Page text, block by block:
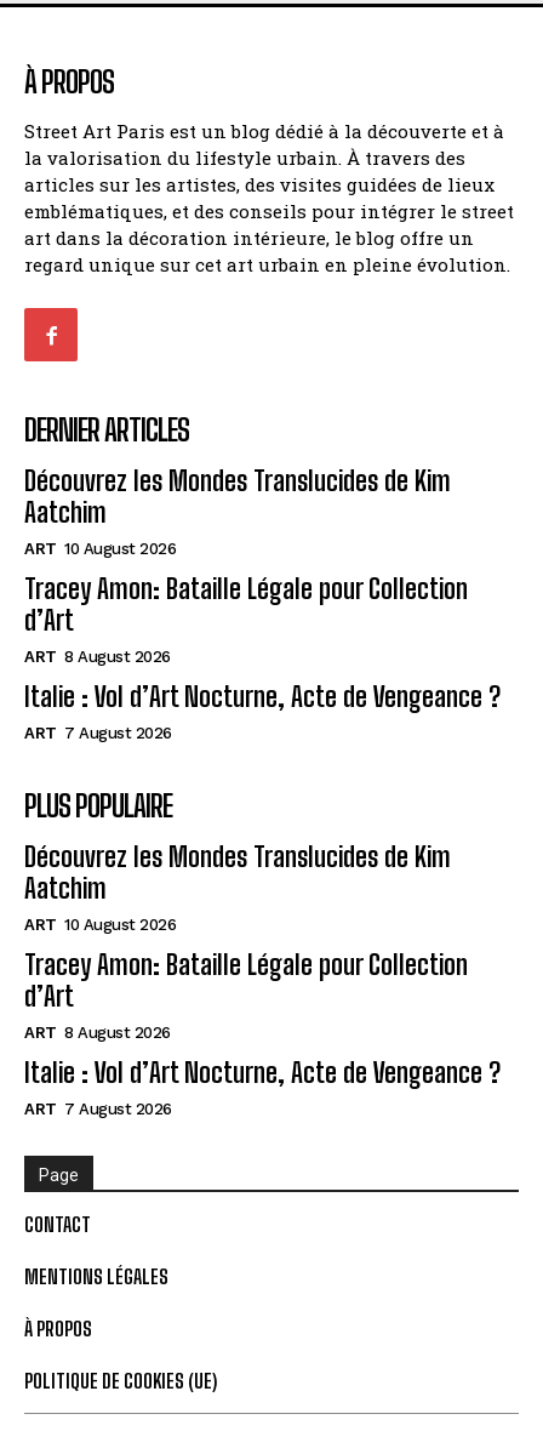
À PROPOS
Street Art Paris est un blog dédié à la découverte et à
la valorisation du lifestyle urbain. À travers des
articles sur les artistes, des visites guidées de lieux
emblématiques, et des conseils pour intégrer le street
art dans la décoration intérieure, le blog offre un
regard unique sur cet art urbain en pleine évolution.
DERNIER ARTICLES
Découvrez les Mondes Translucides de Kim
Aatchim
ART 10 August 2026
Tracey Amon: Bataille Légale pour Collection
d’Art
ART 8 August 2026
Italie : Vol d’Art Nocturne, Acte de Vengeance ?
ART 7 August 2026
PLUS POPULAIRE
Découvrez les Mondes Translucides de Kim
Aatchim
ART 10 August 2026
Tracey Amon: Bataille Légale pour Collection
d’Art
ART 8 August 2026
Italie : Vol d’Art Nocturne, Acte de Vengeance ?
ART 7 August 2026
Page
CONTACT
MENTIONS LÉGALES
À PROPOS
POLITIQUE DE COOKIES (UE)